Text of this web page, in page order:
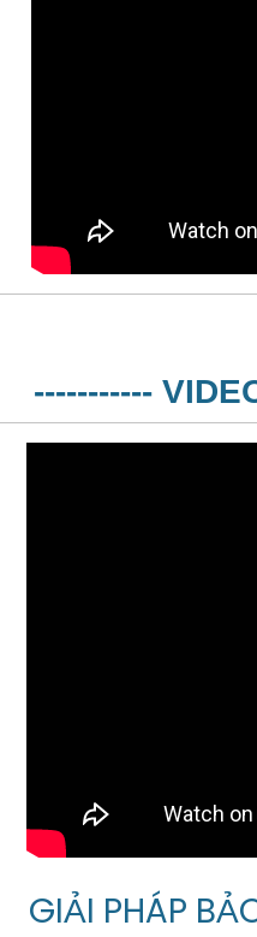
-----------
GIẢI PHÁP